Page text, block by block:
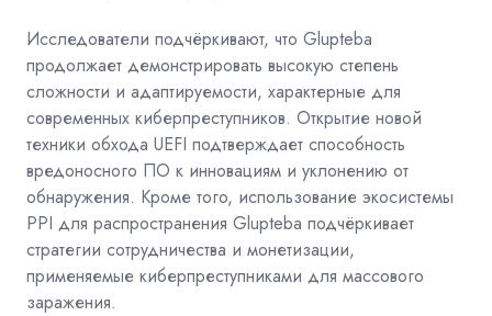
Исследователи подчёркивают, что Glupteba
продолжает демонстрировать высокую степень
сложности и адаптируемости, характерные для
современных киберпреступников. Открытие новой
техники обхода UEFI подтверждает способность
вредоносного ПО к инновациям и уклонению от
обнаружения. Кроме того, использование экосистемы
PPI для распространения Glupteba подчёркивает
стратегии сотрудничества и монетизации,
применяемые киберпреступниками для массового
заражения.